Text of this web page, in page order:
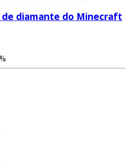
diamante do Minecraft
%